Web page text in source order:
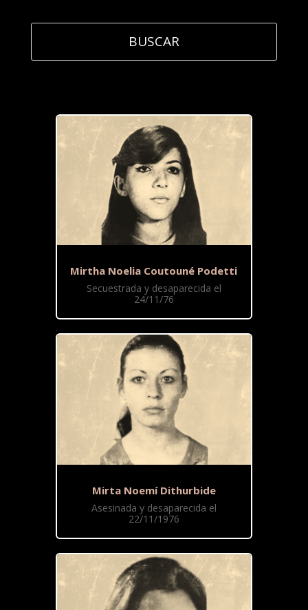
Mirtha Noelia Coutouné Podetti
Secuestrada y desaparecida el
24/11/76
Mirta Noemí Dithurbide
Asesinada y desaparecida el
22/11/1976